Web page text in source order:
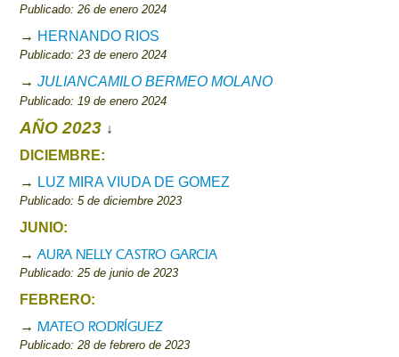
Publicado: 26 de enero 2024
→ HERNANDO RIOS
Publicado: 23 de enero 2024
→JULIANCAMILO BERMEO MOLANO
Publicado: 19 de enero 2024
AÑO 2023 ↓
DICIEMBRE:
→ LUZ MIRA VIUDA DE GOMEZ
Publicado: 5 de diciembre 2023
JUNIO:
→AURA NELLY CASTRO GARCIA
Publicado: 25 de junio de 2023
FEBRERO:
→MATEO RODRÍGUEZ
Publicado: 28 de febrero de 2023